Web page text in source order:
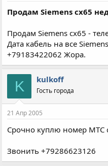
Продам Siemens cx65
Продам Siemens cx65 -
Дата кабель на все
+79183422062 Жора.
K kulkoff
Гость города
21 Апр 2005
Срочно куплю номер МТС
Звонить +79286623126